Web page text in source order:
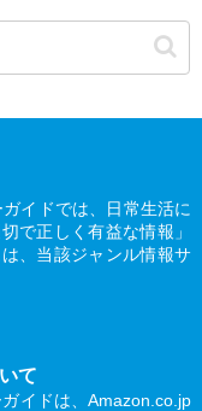
イドでは、日常生活に
で正しく有益な情報」
、当該ジャンル情報サ
て
イドは、Amazon.co.jp